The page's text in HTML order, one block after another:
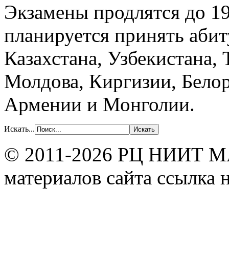
Экзамены продлятся до
планируется принять
Казахстана,
Молдова, Киргизии,
Армении и Монголии.
Искать...
© 2011-2026 РЦ НИИТ
материалов сайта ссылка